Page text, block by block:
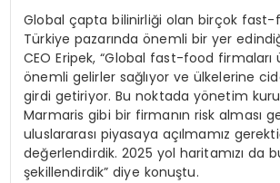
Global çapta bilinirliği olan birçok fast-
Türkiye pazarında önemli bir yer
CEO Eripek, “Global fast-food firmaları
önemli gelirler sağlıyor ve ülkelerine
girdi getiriyor. Bu noktada yönetim
Marmaris gibi bir firmanın risk alması
uluslararası piyasaya açılmamız
değerlendirdik. 2025 yol haritamızı da
şekillendirdik” diye konuştu.